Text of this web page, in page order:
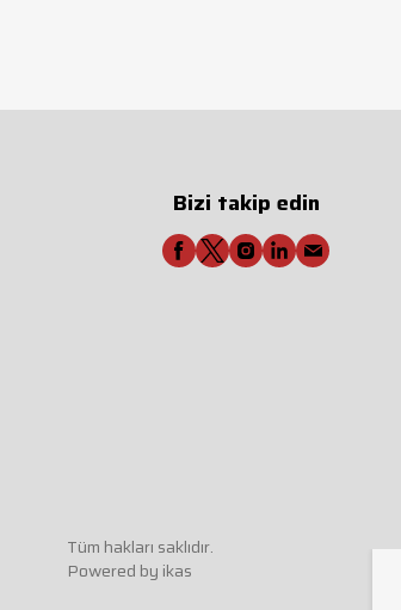
Bizi takip edin
Tüm hakları saklıdır.
Powered by ikas